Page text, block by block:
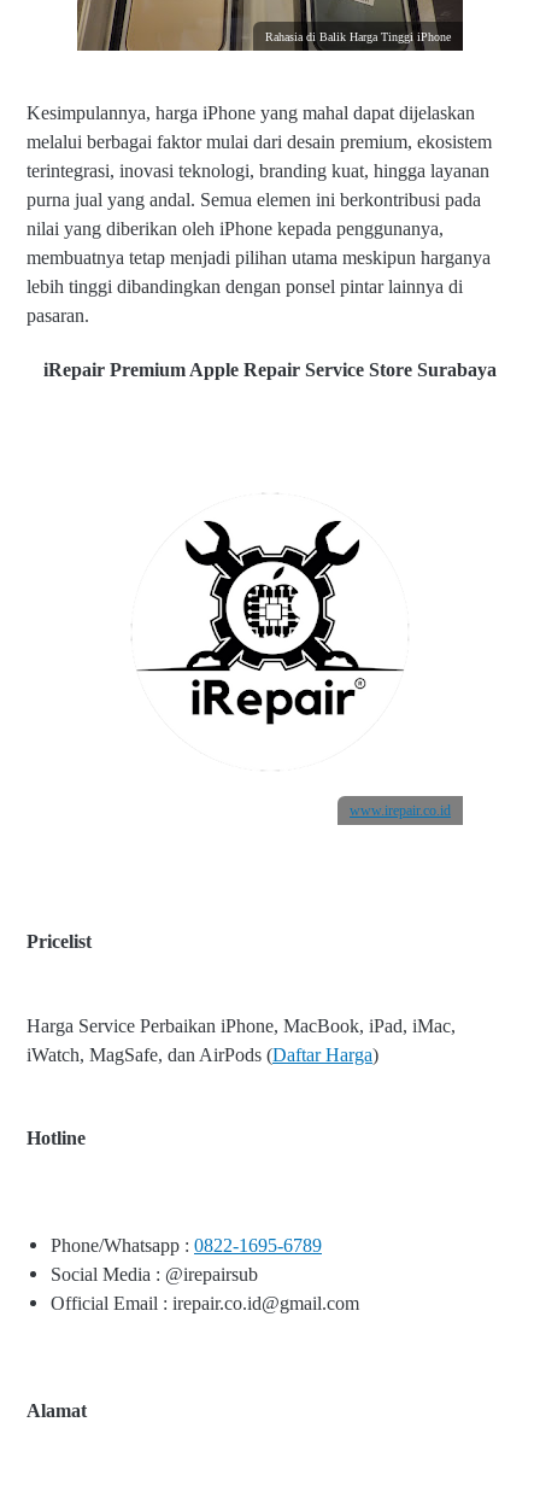
Rahasia di Balik Harga Tinggi iPhone
Kesimpulannya, harga iPhone yang mahal dapat dijelaskan
melalui berbagai faktor mulai dari desain premium, ekosistem
terintegrasi, inovasi teknologi, branding kuat, hingga layanan
purna jual yang andal. Semua elemen ini berkontribusi pada
nilai yang diberikan oleh iPhone kepada penggunanya,
membuatnya tetap menjadi pilihan utama meskipun harganya
lebih tinggi dibandingkan dengan ponsel pintar lainnya di
pasaran.
iRepair Premium Apple Repair Service Store Surabaya
www.irepair.co.id
Pricelist
Harga Service Perbaikan iPhone, MacBook, iPad, iMac,
iWatch, MagSafe, dan AirPods (Daftar Harga)
Hotline
Phone/Whatsapp : 0822-1695-6789
Social Media : @irepairsub
Official Email : irepair.co.id@gmail.com
Alamat